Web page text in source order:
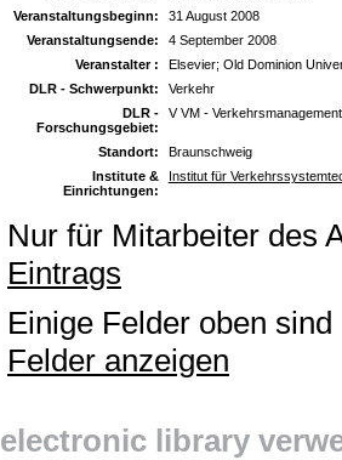
Veranstaltungsbeginn:
31 August 2008
Veranstaltungsende:
4 September 2008
Veranstalter :
Elsevier; Old Dominion
DLR - Schwerpunkt:
Verkehr
DLR -
Forschungsgebiet:
V VM - Verkehrsmanagement
Standort:
Braunschweig
Institute &
Einrichtungen:
Institut für
Nur für Mitarbeiter des
Eintrags
Einige Felder oben
Felder anzeigen
electronic library